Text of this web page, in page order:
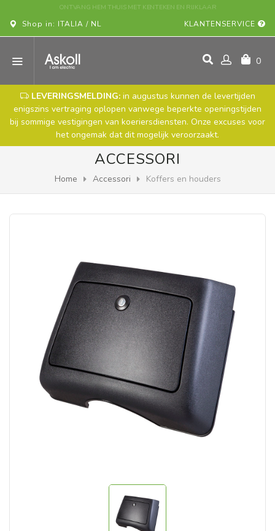
KOOP UW ASKOLL-VOERTUIG ONLINE!
Shop in: ITALIA / NL KLANTENSERVICE
0
LEVERINGSMELDING:in augustus kunnen de levertijden
enigszins vertraging oplopen vanwege beperkte openingstijden
bij sommige vestigingen van koeriersdiensten. Onze excuses voor
het ongemak dat dit mogelijk veroorzaakt.
ACCESSORI
Home Accessori Koffers en houders